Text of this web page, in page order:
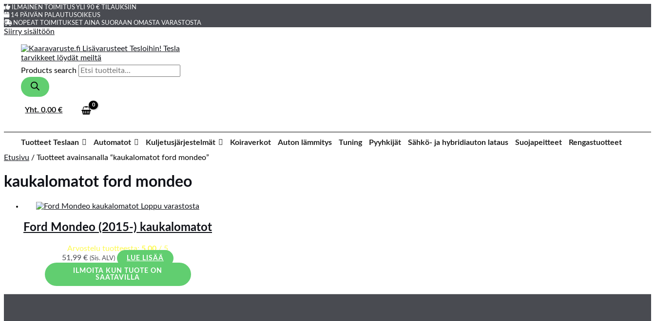
ILMAINEN TOIMITUS YLI 90 € TILAUKSIIN
14 PÄIVÄN PALAUTUSOIKEUS
NOPEAT TOIMITUKSET AINA SUORAAN OMASTA VARASTOSTA
Siirry sisältöön
Products search
Yht.0,00€
Tuotteet Teslaan Automatot Kuljetusjärjestelmät Koiraverkot Auton lämmitys Tuning Pyyhkijät Sähkö- ja hybridiauton lataus Suojapeitteet
Rengastuotteet
Etusivu / Tuotteet avainsanalla “kaukalomatot ford mondeo”
kaukalomatot ford mondeo
Loppu varastosta
Ford Mondeo (2015-) kaukalomatot
Arvostelu tuotteesta:5.00/ 5
51,99 € (Sis. ALV)
LUE LISÄÄ
ILMOITA KUN TUOTE ON
SAATAVILLA